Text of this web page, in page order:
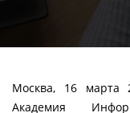
Москва, 16 марта
Академия